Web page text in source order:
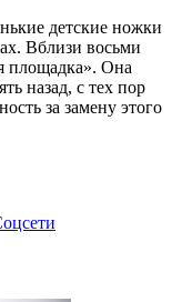
детские ножки
Вблизи восьми
площадка». Она
назад, с тех пор
за замену этого